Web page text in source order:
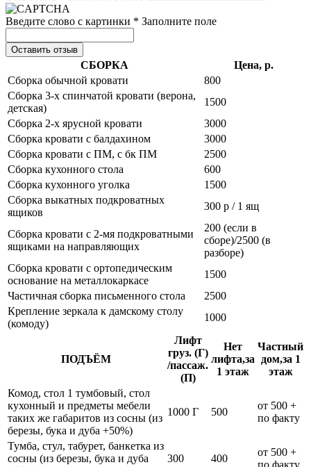
Введите слово с картинки * Заполните поле
Оставить отзыв
СБОРКА
Цена, р.
Сборка обычной кровати
800
Сборка 3-х спинчатой кровати (верона,
детская)
1500
Сборка 2-х ярусной кровати
3000
Сборка кровати с балдахином
3000
Сборка кровати с ПМ, с бк ПМ
2500
Сборка кухонного стола
600
Сборка кухонного уголка
1500
Сборка выкатных подкроватных
ящиков
300 р / 1 ящ
Сборка кровати с 2-мя подкроватными
ящиками на направляющих
200 (если в
сборе)/2500 (в
разборе)
Сборка кровати с ортопедическим
основание на металлокаркасе
1500
Частичная сборка письменного стола
2500
Крепление зеркала к дамскому столу
(комоду)
1000
ПОДЪЁМ
Лифт
груз. (Г)
/пассаж.
(П)
Нет
лифта,за
1 этаж
Частный
дом,за 1
этаж
Комод, стол 1 тумбовый, стол
кухонный и предметы мебели
таких же габаритов из сосны (из
березы, бука и дуба +50%)
1000 Г 500
от 500 +
по факту
Тумба, стул, табурет, банкетка из
сосны (из березы, бука и дуба
300 400
от 500 +
по факту